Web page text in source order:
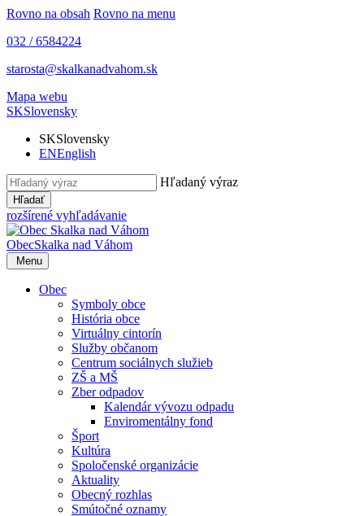
Rovno na obsah Rovno na menu
032 / 6584224
starosta@skalkanadvahom.sk
Mapa webu
SKSlovensky
SKSlovensky
ENEnglish
Hľadaný výraz
Hľadať
rozšírené vyhľadávanie
ObecSkalka nad Váhom
Menu
Obec
Symboly obce
História obce
Virtuálny cintorín
Služby občanom
Centrum sociálnych služieb
ZŠ a MŠ
Zber odpadov
Kalendár vývozu odpadu
Enviromentálny fond
Šport
Kultúra
Spoločenské organizácie
Aktuality
Obecný rozhlas
Smútočné oznamy